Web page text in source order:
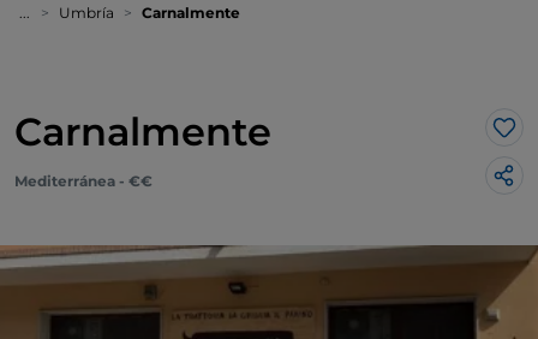
... Umbría Carnalmente
Carnalmente Me
Mediterránea - €€